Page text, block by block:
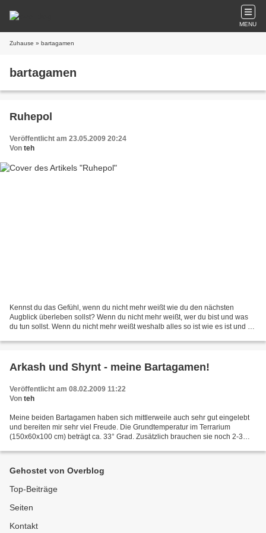
MENU
Zuhause » bartagamen
bartagamen
Ruhepol
Veröffentlicht am 23.05.2009 20:24
Von teh
Kennst du das Gefühl, wenn du nicht mehr weißt wie du den nächsten
Augblick überleben sollst? Wenn du nicht mehr weißt, wer du bist und was
du tun sollst. Wenn du nicht mehr weißt weshalb alles so ist wie es ist und du
Arkash und Shynt - meine Bartagamen!
Veröffentlicht am 08.02.2009 11:22
Von teh
Meine beiden Bartagamen haben sich mittlerweile auch sehr gut eingelebt
und bereiten mir sehr viel Freude. Die Grundtemperatur im Terrarium
(150x60x100 cm) beträgt ca. 33° Grad. Zusätzlich brauchen sie noch 2-3
Gehostet von Overblog
Top-Beiträge
Seiten
Kontakt